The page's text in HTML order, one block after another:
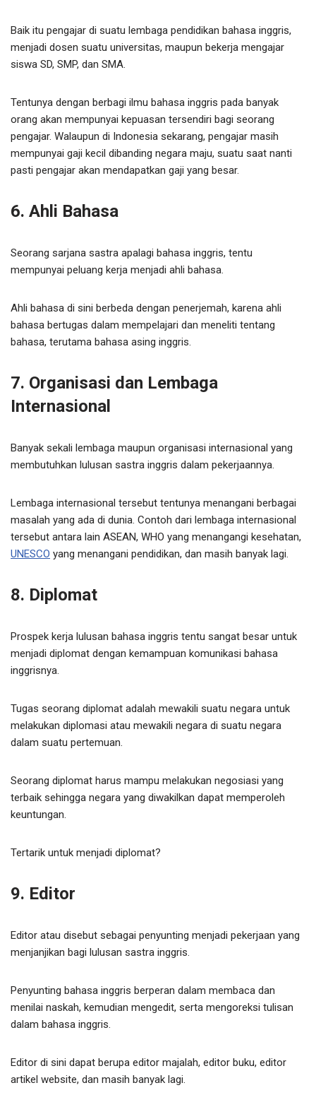
Baik itu pengajar di suatu lembaga pendidikan bahasa inggris,
menjadi dosen suatu universitas, maupun bekerja mengajar
siswa SD, SMP, dan SMA.
Tentunya dengan berbagi ilmu bahasa inggris pada banyak
orang akan mempunyai kepuasan tersendiri bagi seorang
pengajar. Walaupun di Indonesia sekarang, pengajar masih
mempunyai gaji kecil dibanding negara maju, suatu saat nanti
pasti pengajar akan mendapatkan gaji yang besar.
6. Ahli Bahasa
Seorang sarjana sastra apalagi bahasa inggris, tentu
mempunyai peluang kerja menjadi ahli bahasa.
Ahli bahasa di sini berbeda dengan penerjemah, karena ahli
bahasa bertugas dalam mempelajari dan meneliti tentang
bahasa, terutama bahasa asing inggris.
7. Organisasi dan Lembaga
Internasional
Banyak sekali lembaga maupun organisasi internasional yang
membutuhkan lulusan sastra inggris dalam pekerjaannya.
Lembaga internasional tersebut tentunya menangani berbagai
masalah yang ada di dunia. Contoh dari lembaga internasional
tersebut antara lain ASEAN, WHO yang menangangi kesehatan,
UNESCO yang menangani pendidikan, dan masih banyak lagi.
8. Diplomat
Prospek kerja lulusan bahasa inggris tentu sangat besar untuk
menjadi diplomat dengan kemampuan komunikasi bahasa
inggrisnya.
Tugas seorang diplomat adalah mewakili suatu negara untuk
melakukan diplomasi atau mewakili negara di suatu negara
dalam suatu pertemuan.
Seorang diplomat harus mampu melakukan negosiasi yang
terbaik sehingga negara yang diwakilkan dapat memperoleh
keuntungan.
Tertarik untuk menjadi diplomat?
9. Editor
Editor atau disebut sebagai penyunting menjadi pekerjaan yang
menjanjikan bagi lulusan sastra inggris.
Penyunting bahasa inggris berperan dalam membaca dan
menilai naskah, kemudian mengedit, serta mengoreksi tulisan
dalam bahasa inggris.
Editor di sini dapat berupa editor majalah, editor buku, editor
artikel website, dan masih banyak lagi.